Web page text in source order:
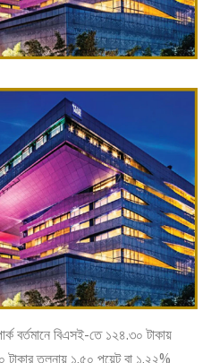
বর্তমানে বিএসই-তে ১২৪.৩০ টাকায়
টাকার তুলনায় ১.৫০ পয়েন্ট বা ১.২২%